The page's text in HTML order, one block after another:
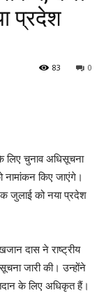
प्रदेश
0
83
लिए चुनाव अधिसूचना
नामांकन किए जाएंगे।
जुलाई को नया प्रदेश
दास ने राष्ट्रीय
जारी की। उन्होंने
के लिए अधिकृत हैं।